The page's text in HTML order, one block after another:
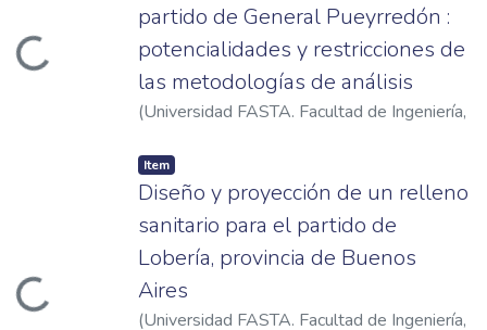
partido de General Pueyrredón :
potencialidades y restricciones de
las metodologías de análisis
(Universidad FASTA. Facultad de Ingeniería,
Item
Diseño y proyección de un relleno
sanitario para el partido de
Lobería, provincia de Buenos
Aires
(Universidad FASTA. Facultad de Ingeniería,